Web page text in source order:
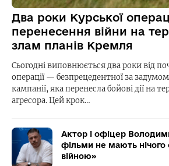
Два роки Курської
перенесення війни на
злам планів Кремля
Сьогодні виповнюється два роки від
операції — безпрецедентної за
кампанії, яка перенесла бойові дії на
агресора. Цей крок…
Актор і офіцер
фільми не мають нічого
війною»